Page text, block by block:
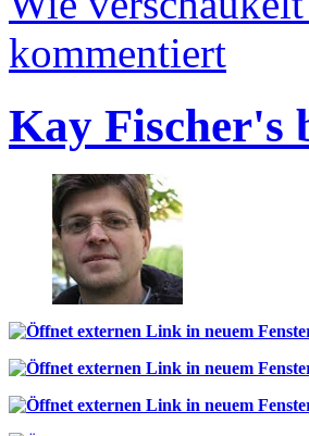
kommentiert
Kay Fischer's